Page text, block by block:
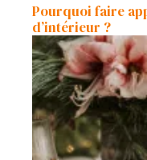
Pourquoi faire
d’intérieur ?